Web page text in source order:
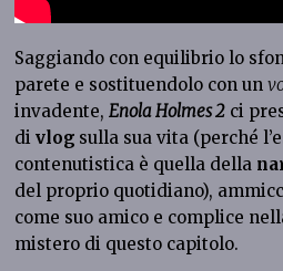
Saggiando con equilibrio lo
parete e sostituendolo con un
invadente,Enola Holmes 2 ci
divlog sulla sua vita (perché
contenutistica è quella della
del proprio quotidiano),
come suo amico e complice
mistero di questo capitolo.